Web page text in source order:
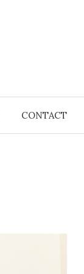
CONTACT